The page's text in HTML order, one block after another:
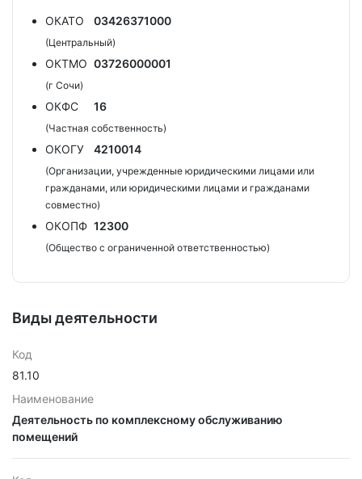
ОКАТО
03426371000
(Центральный)
ОКТМО 03726000001
(г Сочи)
ОКФС 16
(Частная собственность)
ОКОГУ 4210014
(Организации, учрежденные юридическими лицами или
гражданами, или юридическими лицами и гражданами
совместно)
ОКОПФ 12300
(Общество с ограниченной ответственностью)
Виды деятельности
Код
81.10
Наименование
Деятельность по комплексному обслуживанию
помещений